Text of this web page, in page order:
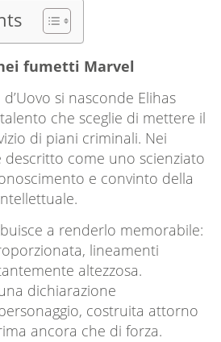
fumetti Marvel
si nasconde Elihas
che sceglie di mettere il
di piani criminali. Nei
come uno scienziato
e convinto della
a renderlo memorabile:
lineamenti
altezzosa.
dichiarazione
costruita attorno
ancora che di forza.